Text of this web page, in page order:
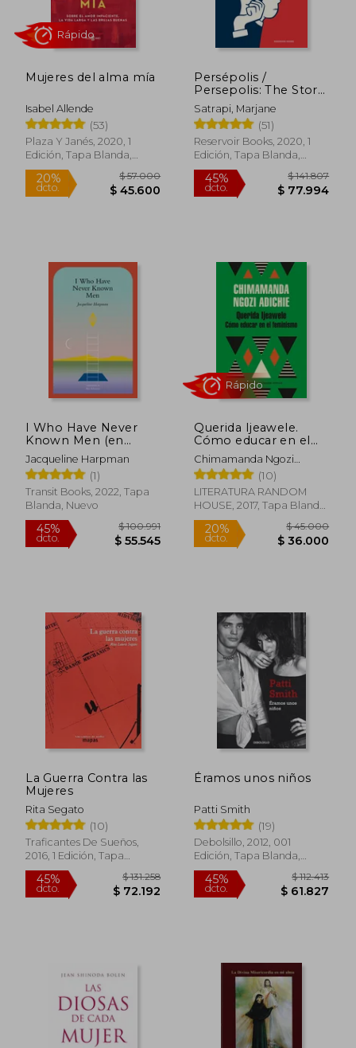
dcto. $ 36.000
20%
dcto.
Mujeres del alma mía
Isabel Allende
(53)
Plaza Y Janés, 2020, 1
Edición, Tapa Blanda,
Nuevo
20% $ 57.000
Persépolis /
Persepolis: The Story
of a Childhood
Satrapi, Marjane
(51)
Reservoir Books, 2020, 1
Edición, Tapa Blanda,
Nuevo
45%
I Who Have Never
Known Men (en
Inglés)
Jacqueline Harpman
(1)
Transit Books, 2022, Tapa
Blanda, Nuevo
45%
dcto.
$ 100.991
Querida Ijeawele.
Cómo educar en el
feminismo
Chimamanda Ngozi
Adichie
(10)
LITERATURA RANDOM
HOUSE, 2017, Tapa Blanda,
Nuevo
Rápido
La Guerra Contra las
Mujeres
Rita Segato
(10)
Traficantes De Sueños,
2016, 1 Edición, Tapa
Blanda, Nuevo
Éramos unos niños
Patti Smith
(19)
Debolsillo, 2012, 001
Edición, Tapa Blanda,
Nuevo